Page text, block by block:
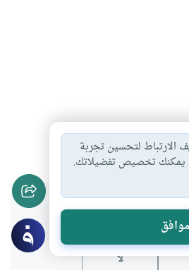
بهذا المحتوى؟
لا
الارتباط لتحسين تجربة
يمكنك تخصيص تفضيلاتك.
موافق